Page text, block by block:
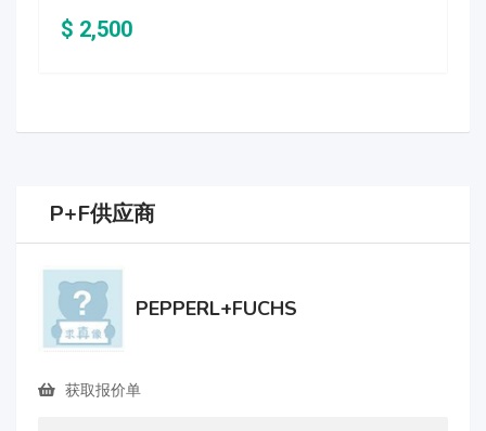
$ 2,500
P+F供应商
PEPPERL+FUCHS
获取报价单